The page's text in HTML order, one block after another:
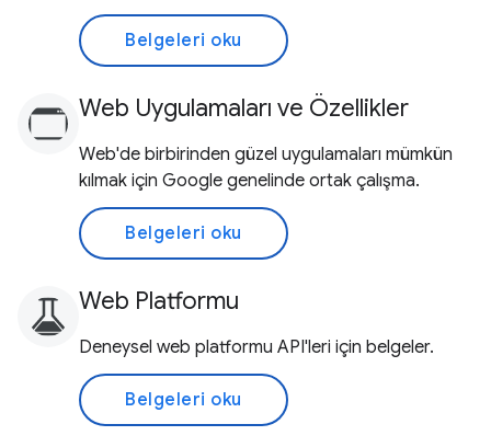
Belgeleri oku
Web Uygulamaları ve Özellikler
Web'de birbirinden güzel uygulamaları mümkün
kılmak için Google genelinde ortak çalışma.
Belgeleri oku
Web Platformu
Deneysel web platformu API'leri için belgeler.
Belgeleri oku